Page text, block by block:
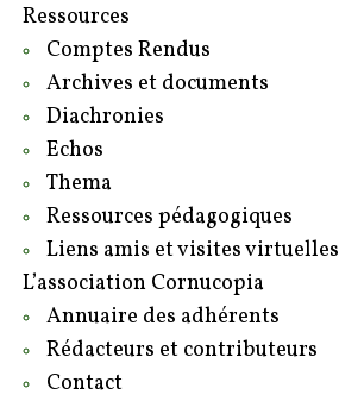
Ressources
Comptes Rendus
Archives et documents
Diachronies
Echos
Thema
Ressources pédagogiques
Liens amis et visites virtuelles
L’association Cornucopia
Annuaire des adhérents
Rédacteurs et contributeurs
Contact